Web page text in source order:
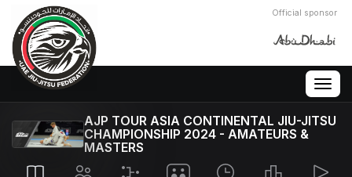
Official sponsor
AJP TOUR ASIA CONTINENTAL JIU-JITSU
CHAMPIONSHIP 2024 - AMATEURS &
MASTERS